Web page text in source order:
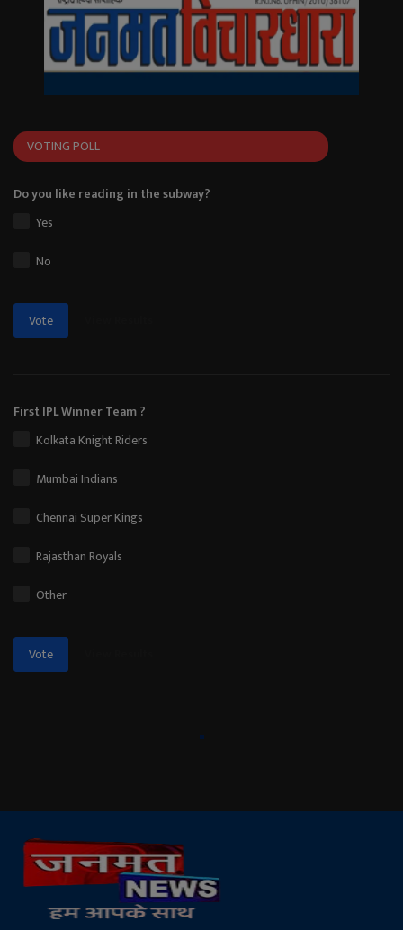
VOTING POLL
Do you like reading in the subway?
Yes
No
Vote
First IPL Winner Team ?
Kolkata Knight Riders
Mumbai Indians
Chennai Super Kings
Rajasthan Royals
Other
Vote